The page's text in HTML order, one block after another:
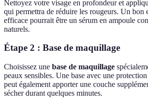
Nettoyez votre visage en profondeur et
qui permettra de réduire les rougeurs. Un bon
efficace pourrait être un sérum en ampoule
naturels.
Étape 2 : Base de maquillage
Choisissez une base de maquillage
peaux sensibles. Une base avec une
peut également apporter une couche
sécher durant quelques minutes.